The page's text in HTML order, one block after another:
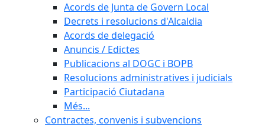
Acords de Junta de Govern Local
Decrets i resolucions d'Alcaldia
Acords de delegació
Anuncis / Edictes
Publicacions al DOGC i BOPB
Resolucions administratives i judicials
Participació Ciutadana
Més...
Contractes, convenis i subvencions